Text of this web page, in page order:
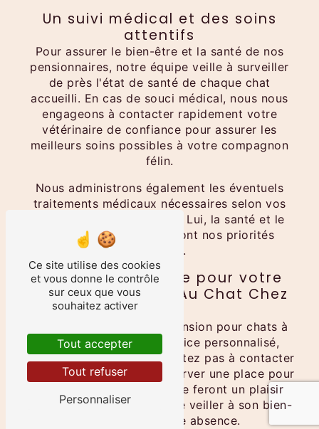
Un suivi médical et des soins
attentifs
Pour assurer le bien-être et la santé de nos
pensionnaires, notre équipe veille à surveiller
de près l'état de santé de chaque chat
accueilli. En cas de souci médical, nous nous
engageons à contacter rapidement votre
vétérinaire de confiance pour assurer les
meilleurs soins possibles à votre compagnon
félin.
Nous administrons également les éventuels
traitements médicaux nécessaires selon vos
indications. Au Chat Chez Lui, la santé et le
confort de votre chat sont nos priorités
absolues.
Réserver une place pour votre
chat à la pension Au Chat Chez
Si vous recherchez une pension pour chats à
La Boisse offrant un service personnalisé,
attentif et de qualité, n'hésitez pas à contacter
Au Chat Chez Lui pour réserver une place pour
votre félin. Nos équipes se feront un plaisir
d'accueillir votre chat et de veiller à son bien-
être pendant votre absence.
Ce site utilise des cookies
et vous donne le contrôle
sur ceux que vous
souhaitez activer
Tout accepter
Tout refuser
Personnaliser